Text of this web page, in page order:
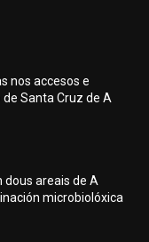
nos accesos e
Santa Cruz de A
dous areais de A
microbiolóxica